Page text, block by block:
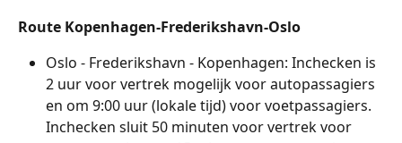
Route Kopenhagen-Frederikshavn-Oslo
Oslo - Frederikshavn - Kopenhagen: Inchecken is
2 uur voor vertrek mogelijk voor autopassagiers
en om 9:00 uur (lokale tijd) voor voetpassagiers.
Inchecken sluit 50 minuten voor vertrek voor